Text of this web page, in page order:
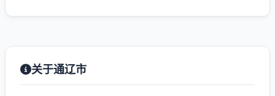
关于通辽市